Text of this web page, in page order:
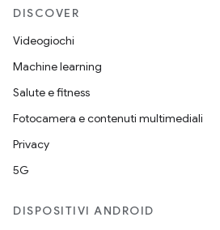
DISCOVER
Videogiochi
Machine learning
Salute e fitness
Fotocamera e contenuti multimediali
Privacy
5G
DISPOSITIVI ANDROID